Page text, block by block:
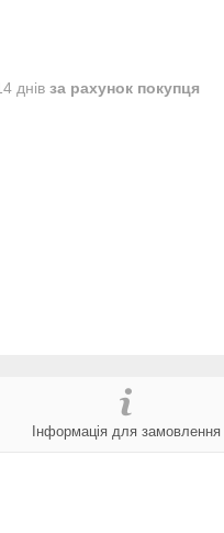
днів за рахунок покупця
Інформація для замовлення